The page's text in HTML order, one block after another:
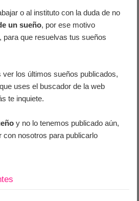
o al instituto con la duda de no
un sueño, por ese motivo
para que resuelvas tus sueños
ver los últimos sueños publicados,
uses el buscador de la web
te inquiete.
y no lo tenemos publicado aún,
con nosotros para publicarlo